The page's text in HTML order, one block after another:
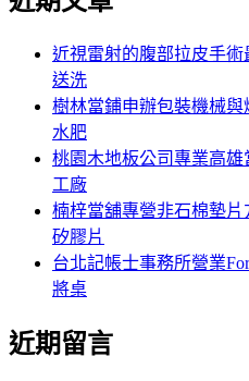
近視雷射的腹部拉皮手
送洗
樹林當鋪申辦包裝機械
水肥
桃園木地板公司專業高
工廠
楠梓當舖專營非石棉墊片
矽膠片
台北記帳士事務所營業
將桌
近期留言